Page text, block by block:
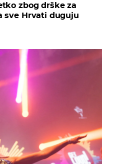
zbog drške za
sve Hrvati duguju